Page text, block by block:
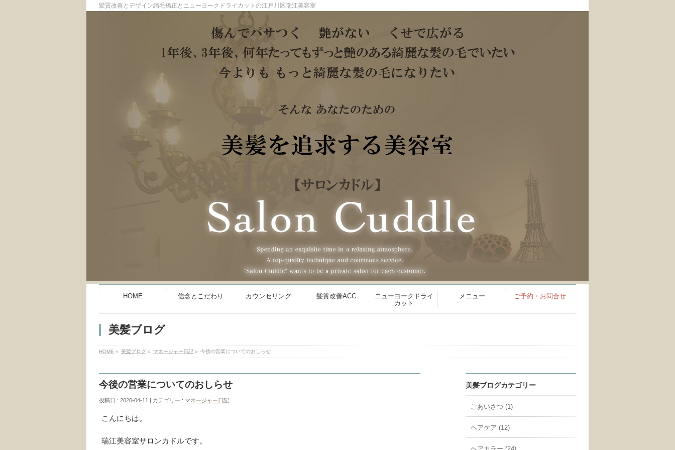
髪質改善とデザイン縮毛矯正とニューヨークドライカットの江戸川区瑞江美容室
HOME 信念とこだわり カウンセリング 髪質改善ACC
ニューヨークドライ
カット
メニュー ご予約・お問合せ
美髪ブログ
HOME » 美髪ブログ » マネージャー日記 » 今後の営業についてのおしらせ
今後の営業についてのおしらせ
投稿日 : 2020-04-11 カテゴリー : マネージャー日記
こんにちは。
瑞江美容室サロンカドルです。
美髪ブログカテゴリー
ごあいさつ (1)
ヘアケア (12)